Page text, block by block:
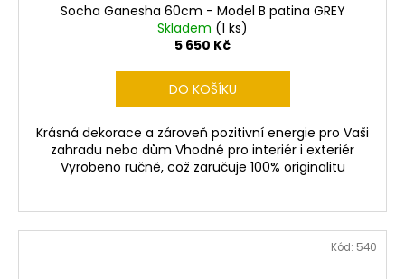
Socha Ganesha 60cm - Model B patina GREY
Skladem (1 ks)
5 650 Kč
DO KOŠÍKU
Krásná dekorace a zároveň pozitivní energie pro Vaši
zahradu nebo dům Vhodné pro interiér i exteriér
Vyrobeno ručně, což zaručuje 100% originalitu
Kód: 540